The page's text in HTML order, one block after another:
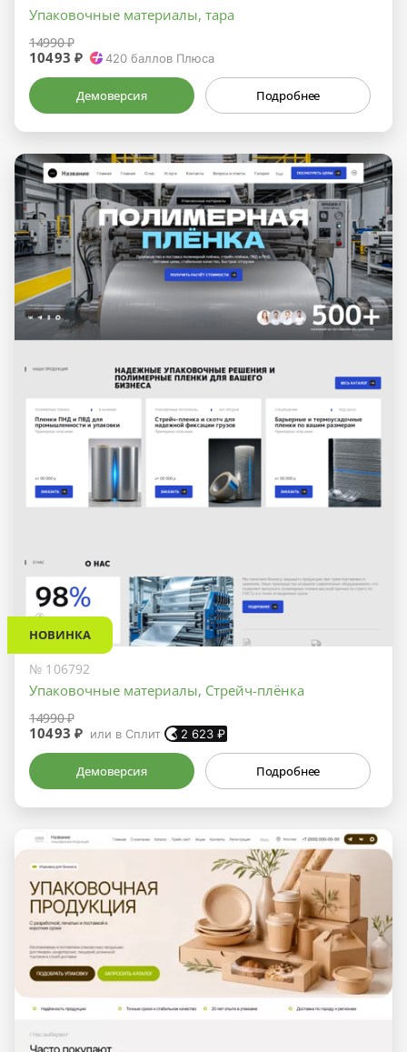
Упаковочные материалы, тара
14990 ₽
10493 ₽ 420 баллов Плюса
Демоверсия Подробнее
НОВИНКА
№ 106792
Упаковочные материалы, Стрейч-плёнка
14990 ₽
10493 ₽ или в Сплит 2 623 ₽
Демоверсия Подробнее